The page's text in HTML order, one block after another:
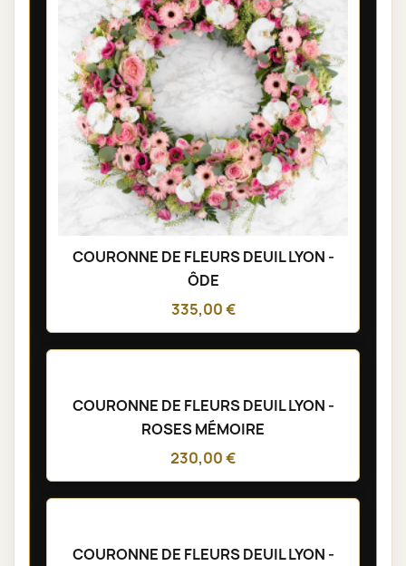
COURONNE DE FLEURS DEUIL LYON -
ÔDE
335,00 €
COURONNE DE FLEURS DEUIL LYON -
ROSES MÉMOIRE
230,00 €
COURONNE DE FLEURS DEUIL LYON -